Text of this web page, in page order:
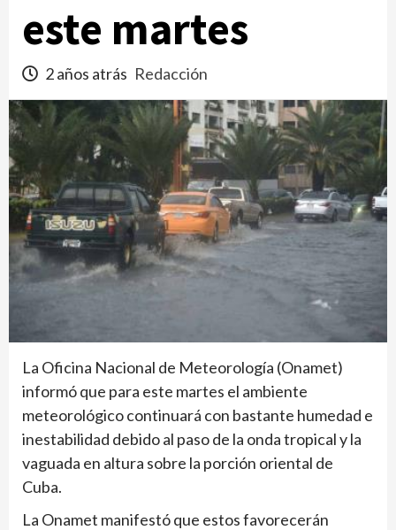
este martes
2 años atrás Redacción
La Oficina Nacional de Meteorología (Onamet)
informó que para este martes el ambiente
meteorológico continuará con bastante humedad e
inestabilidad debido al paso de la onda tropical y la
vaguada en altura sobre la porción oriental de
Cuba.
La Onamet manifestó que estos favorecerán